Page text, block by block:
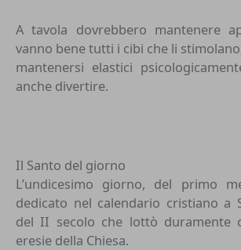
A tavola dovrebbero mantenere
vanno bene tutti i cibi che li
mantenersi elastici
anche divertire.
Il Santo del giorno
L’undicesimo giorno, del primo
dedicato nel calendario cristiano a
del II secolo che lottò duramente
eresie della Chiesa.